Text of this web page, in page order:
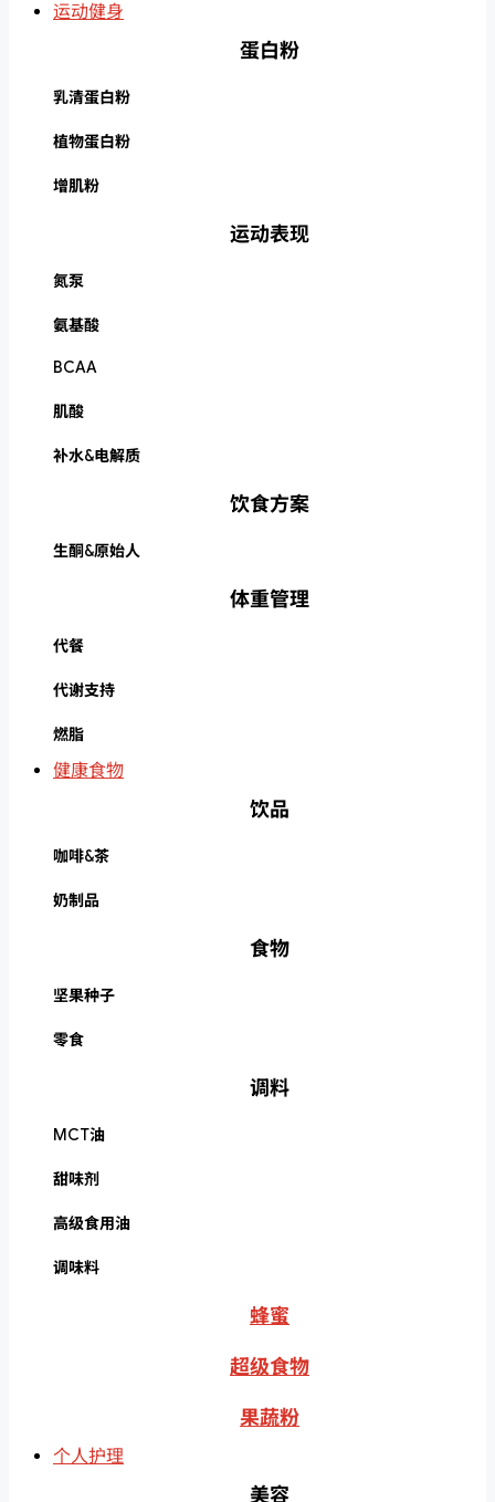
运动健身
蛋白粉
乳清蛋白粉
植物蛋白粉
增肌粉
运动表现
氮泵
氨基酸
BCAA
肌酸
补水&电解质
饮食方案
生酮&原始人
体重管理
代餐
代谢支持
燃脂
健康食物
饮品
咖啡&茶
奶制品
食物
坚果种子
零食
调料
MCT油
甜味剂
高级食用油
调味料
蜂蜜
超级食物
果蔬粉
个人护理
美容